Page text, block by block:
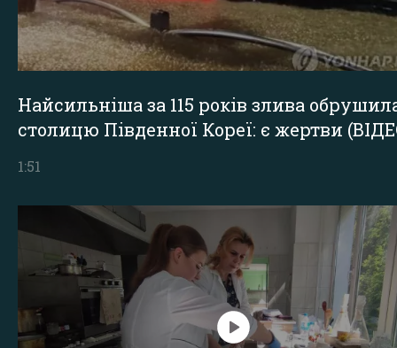
Найсильніша за 115 років злива
столицю Південної Кореї: є жертви
1:51